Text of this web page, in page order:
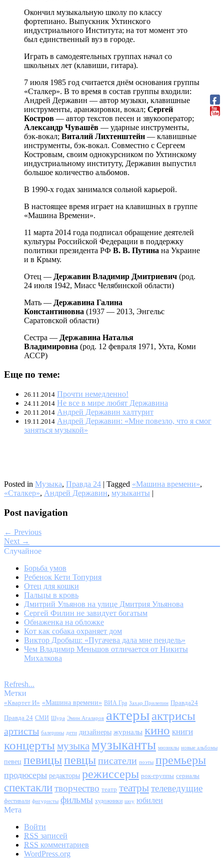
Окончил музыкальную школу по классу
фортепиано. Выпускник Ухтинского
индустриального Института; на тот момент это
был единственный вуз в городе.
Играть в самодеятельных группах начал со
школьных лет (клавиши, гитара).
7 июля 1985 год считается днём основания группы
«Сталкер». В то время в состав группы входили:
Андрей Державин — автор музыки, клавишные
инструменты, аранжировки, вокал; Сергей
Костров — автор текстов песен и звукооператор;
Александр Чувашёв — ударные инструменты,
бэк-вокал; Виталий Лихтенштейн — клавишные
инструменты, бэк-вокал. Совместно с Сергеем
Костровым, своим однокурсником по Ухтинскому
индустриальному институту, Державин выпустил
большое количество альбомов.
В 1990-х годах занимался сольной карьерой.
В настоящее время играет на клавишных в группе
«Машина Времени».
11 марта 2014 года подписал обращение деятелей
культуры Российской Федерации в поддержку
политики президента РФ В. В. Путина на Украине
и в Крыму.
Отец — Державин Владимир Дмитриевич (род.
24 июля 1942, Миасс Челябинской области)
Мать — Державина Галина
Константиновна (1937 — 2013, Энгельс
Саратовской области)
Сестра — Державина Наталья
Владимировна (род. 12 февраля 1971, Ухта, Коми
АССР)
Еще по теме:
26.11.2014 Прочти немедленно!
24.11.2014 Не все в мире любят Державина
20.11.2014 Андрей Державин халтурит
19.11.2014 Андрей Державин: «Мне повезло, что я смог
заняться музыкой»
Posted in Музыка, Правда 24 | Tagged «Машина времени»,
«Сталкер», Андрей Державин, музыканты |
Post navigation
← Previous
Next →
Случайное
Борьба умов
Ребенок Кети Топурия
Отец для кошки
Пальцы в кровь
Дмитрий Ульянов на улице Дмитрия Ульянова
Сергей Филин не завидует богатым
Обнаженка на обложке
Кот как собака охраняет дом
Виктор Дробыш: «Пугачева дала мне пендель»
Чем Владимир Меньшов отличается от Никиты
Михалкова
Refresh...
Метки
«Квартет И» «Машина времени» ВИА Гра Захар Прилепин Правда24
Правда 24 СМИ Шура Эмин Агаларов актерыактрисы
артисты балерины дети дизайнеры журналы кино книги
концерты музыка музыканты мюзиклы новые альбомы
певец певицыпевцыписатели поэты премьеры
продюсеры редакторы режиссеры рок-группы сериалы
спектаклитворчество театр театрытелеведущие
фестивали фигуристы фильмы художники шоу юбилеи
Мета
Войти
RSS записей
RSS комментариев
WordPress.org